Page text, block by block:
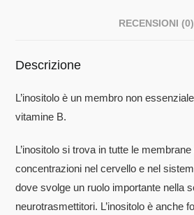
RECENSIONI (0)
Descrizione
L’inositolo è un membro non
vitamine B.
L’inositolo si trova in tutte le
concentrazioni nel cervello e nel
dove svolge un ruolo importante nella
neurotrasmettitori. L’inositolo è anche